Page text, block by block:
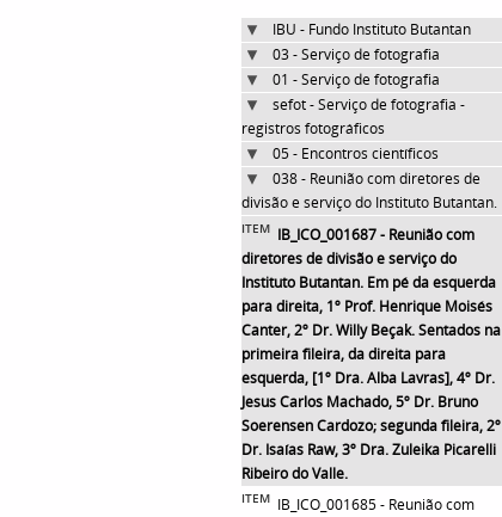
IBU - Fundo Instituto Butantan
03 - Serviço de fotografia
01 - Serviço de fotografia
sefot - Serviço de fotografia -
registros fotográficos
05 - Encontros científicos
038 - Reunião com diretores de
divisão e serviço do Instituto Butantan.
ITEM IB_ICO_001687 - Reunião com
diretores de divisão e serviço do
Instituto Butantan. Em pé da esquerda
para direita, 1º Prof. Henrique Moisés
Canter, 2º Dr. Willy Beçak. Sentados na
primeira fileira, da direita para
esquerda, [1º Dra. Alba Lavras], 4º Dr.
Jesus Carlos Machado, 5º Dr. Bruno
Soerensen Cardozo; segunda fileira, 2º
Dr. Isaías Raw, 3º Dra. Zuleika Picarelli
Ribeiro do Valle.
ITEM IB_ICO_001685 - Reunião com